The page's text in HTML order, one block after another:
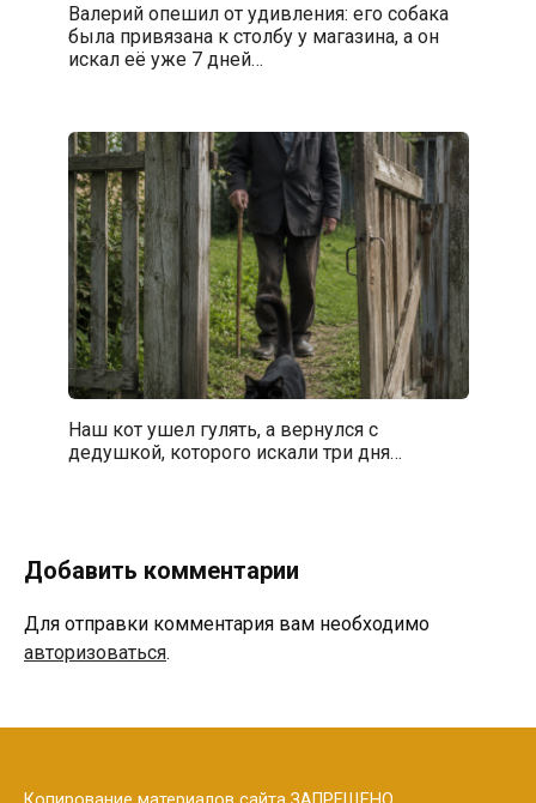
Валерий опешил от удивления: его собака
была привязана к столбу у магазина, а он
искал её уже 7 дней…
Наш кот ушел гулять, а вернулся с
дедушкой, которого искали три дня…
Добавить комментарии
Для отправки комментария вам необходимо
авторизоваться.